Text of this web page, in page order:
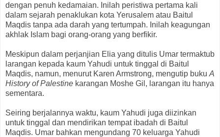
dengan penuh kedamaian. Inilah peristiwa pertama kali
dalam sejarah penaklukan kota Yerusalem atau Baitul
Maqdis tanpa ada darah yang tertumpah. Inilah keagungan
akhlak Islam bagi orang-orang yang berfikir.
Meskipun dalam perjanjian Elia yang ditulis Umar termaktub
larangan kepada kaum Yahudi untuk tinggal di Baitul
Maqdis, namun, menurut Karen Armstrong, mengutip buku A
History of Palestine karangan Moshe Gil, larangan itu hanya
sementara.
Seiring berjalannya waktu, kaum Yahudi juga diizinkan
untuk tinggal dan mendirikan tempat ibadah di Baitul
Maqdis. Umar bahkan mengundang 70 keluarga Yahudi